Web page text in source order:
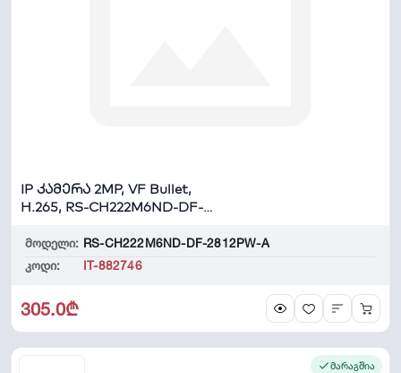
IP კამერა 2MP, VF Bullet,
H.265, RS-CH222M6ND-DF-
მოდელი: RS-CH222M6ND-DF-2812PW-A
კოდი:
IT-882746
305.0₾
მარაგშია